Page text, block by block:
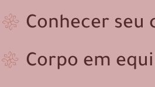
Conhecer seu
Corpo em